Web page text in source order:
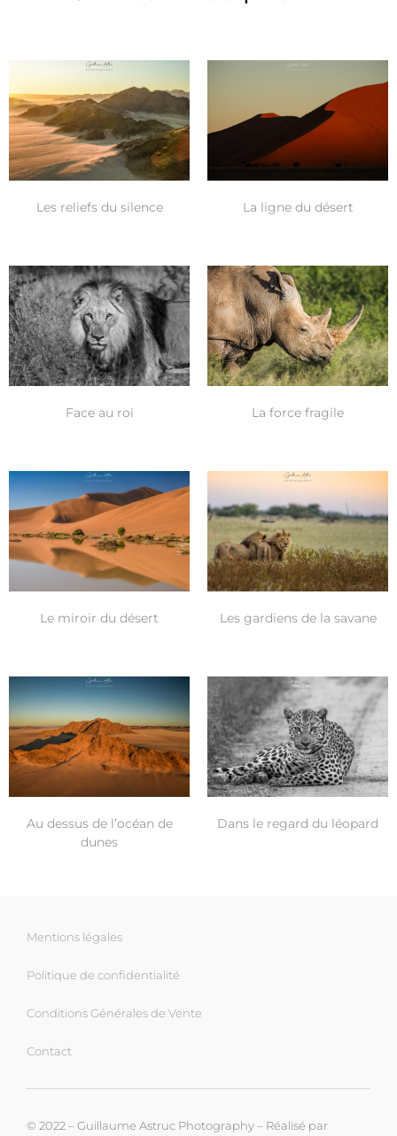
Les reliefs du silence La ligne du désert
Face au roi La force fragile
Le miroir du désert Les gardiens de la savane
Au dessus de l’océan de
dunes
Dans le regard du léopard
Mentions légales
Politique de confidentialité
Conditions Générales de Vente
Contact
© 2022 – Guillaume Astruc Photography – Réalisé par